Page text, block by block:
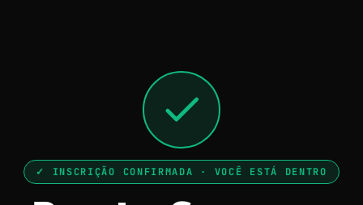
✓ INSCRIÇÃO CONFIRMADA · VOCÊ ESTÁ DENTRO